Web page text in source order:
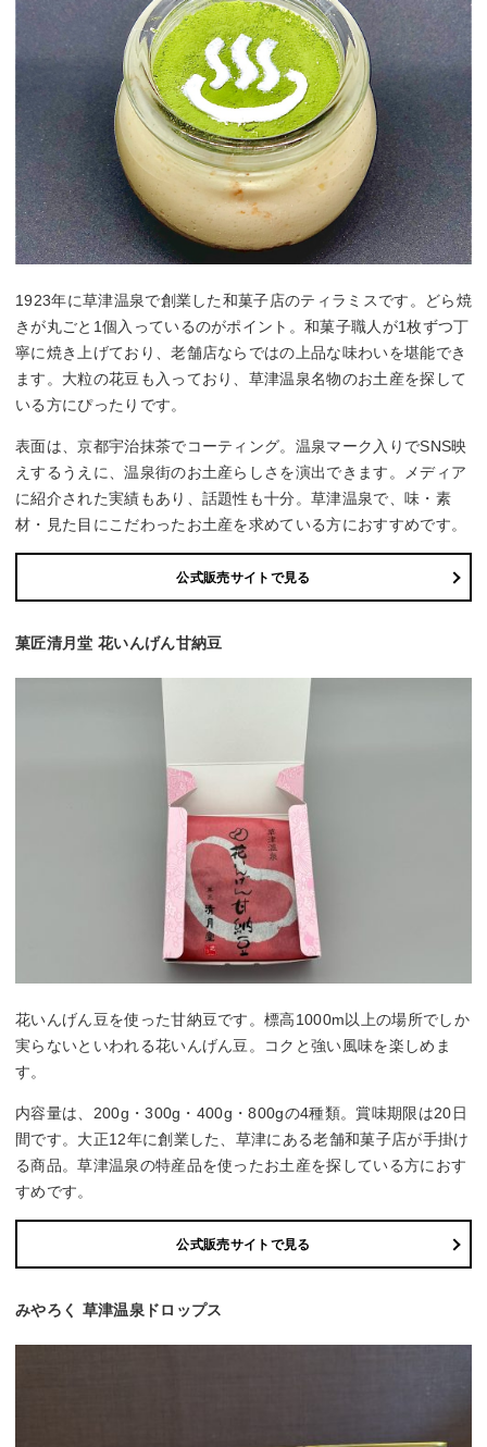
1923年に草津温泉で創業した和菓子店のティラミスです。どら焼
きが丸ごと1個入っているのがポイント。和菓子職人が1枚ずつ丁
寧に焼き上げており、老舗店ならではの上品な味わいを堪能でき
ます。大粒の花豆も入っており、草津温泉名物のお土産を探して
いる方にぴったりです。
表面は、京都宇治抹茶でコーティング。温泉マーク入りでSNS映
えするうえに、温泉街のお土産らしさを演出できます。メディア
に紹介された実績もあり、話題性も十分。草津温泉で、味・素
材・見た目にこだわったお土産を求めている方におすすめです。
公式販売サイトで見る
菓匠清月堂 花いんげん甘納豆
花いんげん豆を使った甘納豆です。標高1000m以上の場所でしか
実らないといわれる花いんげん豆。コクと強い風味を楽しめま
す。
内容量は、200g・300g・400g・800gの4種類。賞味期限は20日
間です。大正12年に創業した、草津にある老舗和菓子店が手掛け
る商品。草津温泉の特産品を使ったお土産を探している方におす
すめです。
公式販売サイトで見る
みやろく 草津温泉ドロップス